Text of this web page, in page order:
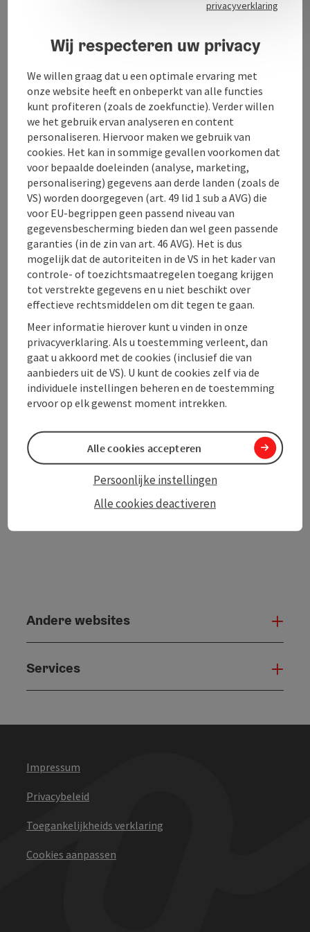
altijd goed geadviseerd voelen bij je aankoop.
Contact
Openingstijden
Ligging
Geschiktheid
Toegankelijkheid
PDF aanmaken In de buurt
powered by
Andere websites
Services
Impressum
Privacybeleid
Toegankelijkheids verklaring
Cookies aanpassen
privacyverklaring
Wij respecteren uw privacy
We willen graag dat u een optimale ervaring met
onze website heeft en onbeperkt van alle functies
kunt profiteren (zoals de zoekfunctie). Verder willen
we het gebruik ervan analyseren en content
personaliseren. Hiervoor maken we gebruik van
cookies. Het kan in sommige gevallen voorkomen dat
voor bepaalde doeleinden (analyse, marketing,
personalisering) gegevens aan derde landen (zoals de
VS) worden doorgegeven (art. 49 lid 1 sub a AVG) die
voor EU-begrippen geen passend niveau van
gegevensbescherming bieden dan wel geen passende
garanties (in de zin van art. 46 AVG). Het is dus
mogelijk dat de autoriteiten in de VS in het kader van
controle- of toezichtsmaatregelen toegang krijgen
tot verstrekte gegevens en u niet beschikt over
effectieve rechtsmiddelen om dit tegen te gaan.
Meer informatie hierover kunt u vinden in onze
privacyverklaring. Als u toestemming verleent, dan
gaat u akkoord met de cookies (inclusief die van
aanbieders uit de VS). U kunt de cookies zelf via de
individuele instellingen beheren en de toestemming
ervoor op elk gewenst moment intrekken.
Alle cookies deactiveren
Persoonlijke instellingen
Alle cookies accepteren